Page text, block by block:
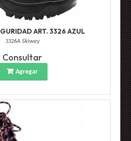
ART. 3326 AZUL
3326A Skiway
Consultar
Agregar